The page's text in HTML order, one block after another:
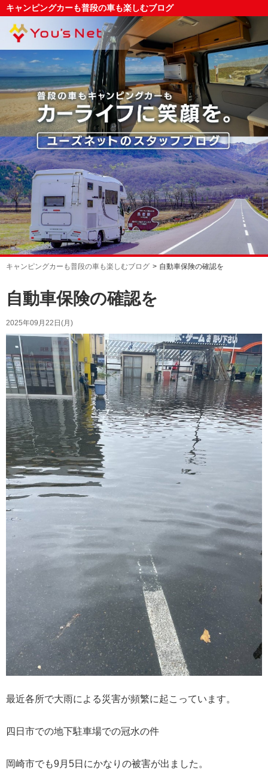
キャンピングカーも普段の車も楽しむブログ
キャンピングカーも普段の車も楽しむブログ 自動車保険の確認を
自動車保険の確認を
2025年09月22日(月)
最近各所で大雨による災害が頻繁に起こっています。
四日市での地下駐車場での冠水の件
岡崎市でも9月5日にかなりの被害が出ました。